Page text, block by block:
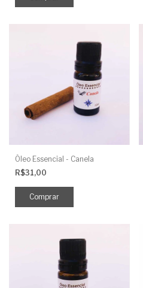
Óleo Essencial - Canela
R$31,00